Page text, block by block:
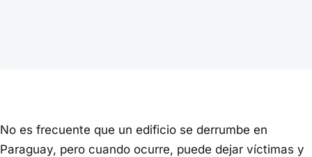
No es frecuente que un edificio se derrumbe en
Paraguay, pero cuando ocurre, puede dejar víctimas y